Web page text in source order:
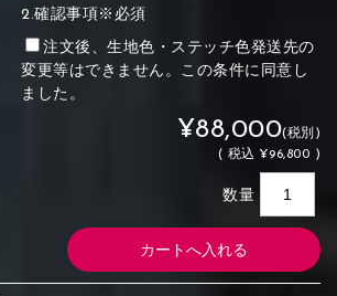
2.確認事項※必須
注文後、生地色・ステッチ色発送先の
変更等はできません。この条件に同意し
ました。
¥88,000(税別)
( 税込 ¥96,800 )
数量